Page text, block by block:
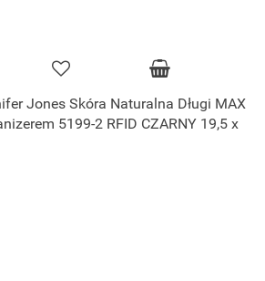
Jones Skóra Naturalna Długi MAX
5199-2 RFID CZARNY 19,5 x